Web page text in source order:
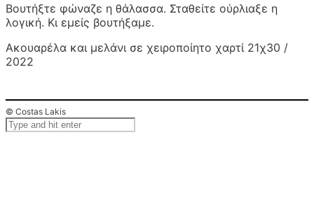
Βουτήξτε φώναζε η θάλασσα. Σταθείτε ούρλιαξε η
λογική. Κι εμείς βουτήξαμε.
Ακουαρέλα και μελάνι σε χειροποίητο χαρτί 21χ30 /
2022
© Costas Lakis